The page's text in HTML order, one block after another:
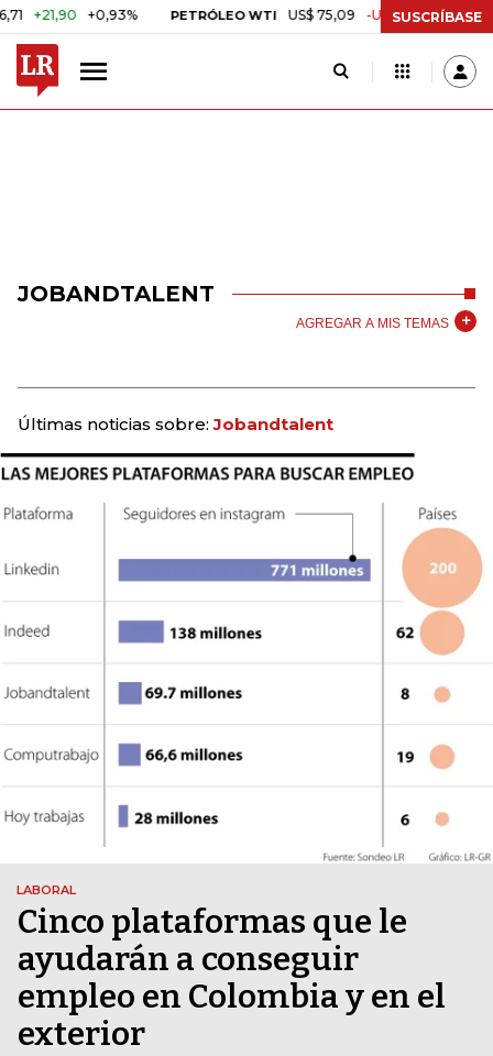
+21,90 +0,93% PETRÓLEO WTI US$ 75,09 -US$ 0,24 -0,32%
SUSCRÍBASE
JOBANDTALENT
AGREGAR A MIS TEMAS
Últimas noticias sobre:Jobandtalent
LABORAL
Cinco plataformas que le
ayudarán a conseguir
empleo en Colombia y en el
exterior